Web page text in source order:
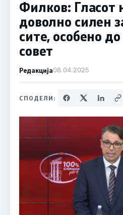
Филков: Гласот
доволно силен
сите, особено
совет
Редакција08.04.2025
СПОДЕЛИ: